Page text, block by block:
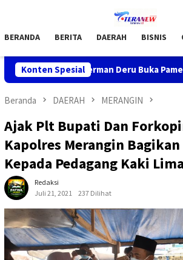
Mobile
BERANDA BERITA DAERAH BISNIS
Konten Spesial
H.Herman Deru Buka Pameran
Beranda DAERAH MERANGIN
Ajak Plt Bupati Dan
Kapolres Merangin
Kepada Pedagang Kaki Lima
Redaksi
Juli 21, 2021
237 Dilihat